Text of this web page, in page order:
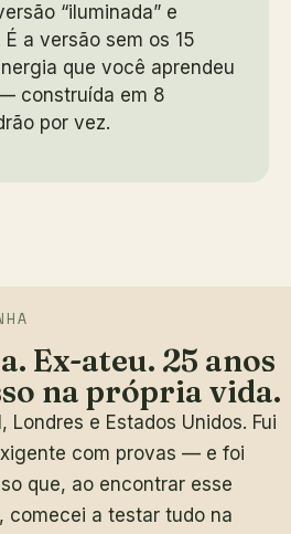
“iluminada” e
a versão sem os 15
que você aprendeu
construída em 8
por vez.
Ex-ateu. 25 anos
na própria vida.
Londres e Estados Unidos. Fui
com provas — e foi
que, ao encontrar esse
comecei a testar tudo na